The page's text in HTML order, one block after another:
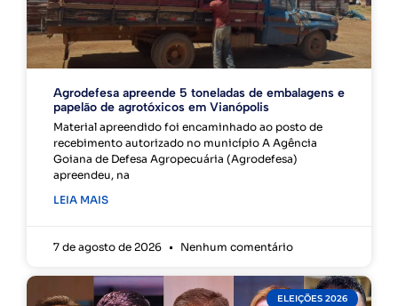
Agrodefesa apreende 5 toneladas de embalagens e
papelão de agrotóxicos em Vianópolis
Material apreendido foi encaminhado ao posto de
recebimento autorizado no município A Agência
Goiana de Defesa Agropecuária (Agrodefesa)
apreendeu, na
LEIA MAIS
7 de agosto de 2026 Nenhum comentário
ELEIÇÕES 2026